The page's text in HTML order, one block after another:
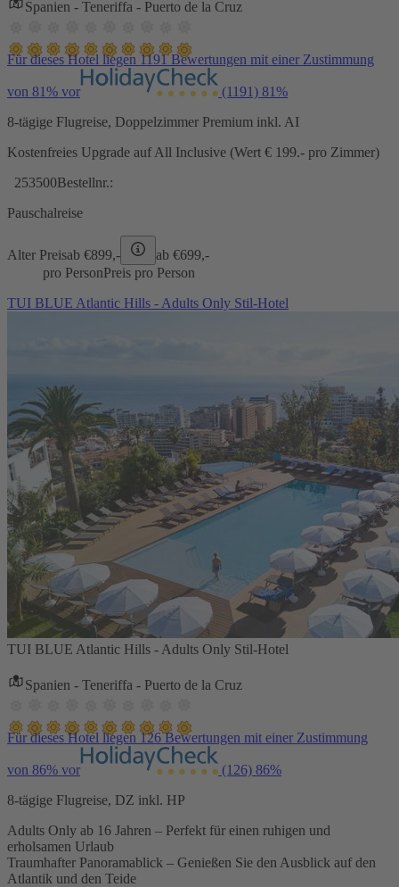
Spanien - Teneriffa - Puerto de la Cruz
Für dieses Hotel liegen 1191 Bewertungen mit einer Zustimmung
von 81% vor (1191) 81%
8-tägige Flugreise, Doppelzimmer Premium inkl. AI
Kostenfreies Upgrade auf All Inclusive (Wert € 199.- pro Zimmer)
253500Bestellnr.:
Pauschalreise
Alter Preisab €899,- ab €699,-
pro PersonPreis pro Person
TUI BLUE Atlantic Hills - Adults Only Stil-Hotel
TUI BLUE Atlantic Hills - Adults Only Stil-Hotel
Spanien - Teneriffa - Puerto de la Cruz
Für dieses Hotel liegen 126 Bewertungen mit einer Zustimmung
von 86% vor (126) 86%
8-tägige Flugreise, DZ inkl. HP
Adults Only ab 16 Jahren – Perfekt für einen ruhigen und
erholsamen Urlaub
Traumhafter Panoramablick – Genießen Sie den Ausblick auf den
Atlantik und den Teide